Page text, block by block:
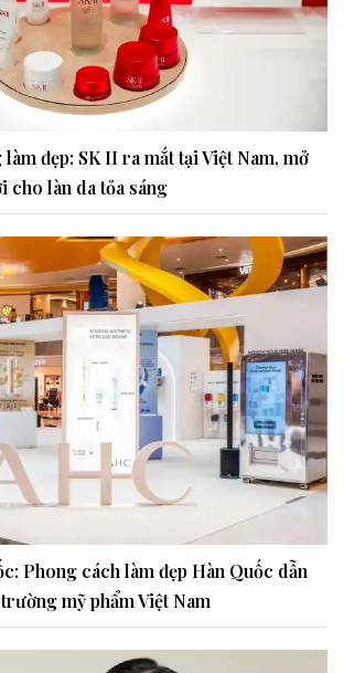
đẹp: SK II ra mắt tại Việt Nam, mở
cho làn da tỏa sáng
Phong cách làm đẹp Hàn Quốc dẫn
mỹ phẩm Việt Nam